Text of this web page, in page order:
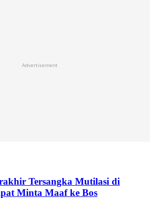
Advertisement
Tersangka Mutilasi di
Minta Maaf ke Bos